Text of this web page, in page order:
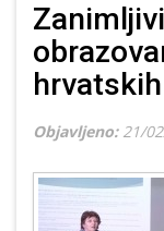
Objavljeno: 21/